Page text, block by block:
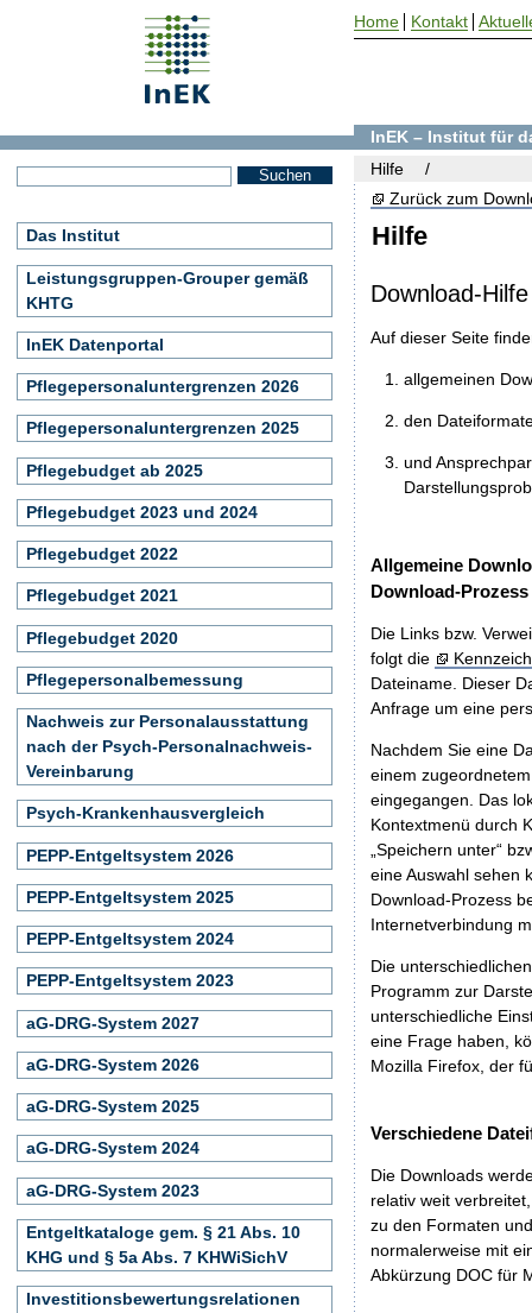
Hilfe
Zurück zum
Download-Hilfe
Auf dieser Seite
allgemeinen
den
und
Allgemeine
Download-Prozess
Die Links bzw.
folgt die
Dateiname. Dieser
Anfrage um eine
Nachdem Sie eine
einem
eingegangen. Das
Kontextmenü durch
„Speichern unter“
eine Auswahl sehen
Download-Prozess
Internetverbindung
Die
Programm zur
unterschiedliche
eine Frage haben,
Mozilla Firefox, der
Verschiedene
Die Downloads
relativ weit
zu den Formaten
normalerweise mit
Abkürzung DOC für
InEK – Institut für
Hilfe
Das Institut
Leistungsgruppen-Grouper gemäß
KHTG
InEK Datenportal
Pflegepersonaluntergrenzen 2026
Pflegepersonaluntergrenzen 2025
Pflegebudget ab 2025
Pflegebudget 2023 und 2024
Pflegebudget 2022
Pflegebudget 2021
Pflegebudget 2020
Pflegepersonalbemessung
Nachweis zur Personalausstattung
nach der Psych-Personalnachweis-
Vereinbarung
Psych-Krankenhausvergleich
PEPP-Entgeltsystem 2026
PEPP-Entgeltsystem 2025
PEPP-Entgeltsystem 2024
PEPP-Entgeltsystem 2023
aG-DRG-System 2027
aG-DRG-System 2026
aG-DRG-System 2025
aG-DRG-System 2024
aG-DRG-System 2023
Entgeltkataloge gem. § 21 Abs. 10
KHG und § 5a Abs. 7 KHWiSichV
Investitionsbewertungsrelationen
Home Kontakt